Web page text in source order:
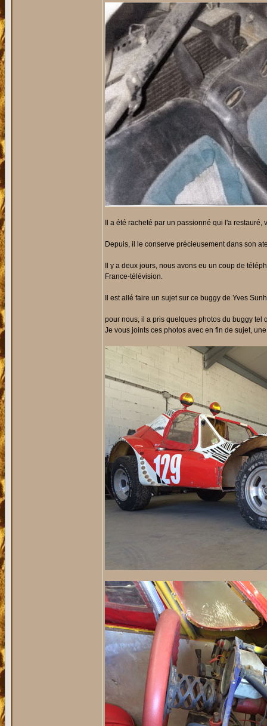
Il a été racheté par un passionné qui l'a
Depuis, il le conserve précieusement dans son
Il y a deux jours, nous avons eu un coup de
France-télévision.
Il est allé faire un sujet sur ce buggy de Yves
pour nous, il a pris quelques photos du buggy tel
Je vous joints ces photos avec en fin de sujet,